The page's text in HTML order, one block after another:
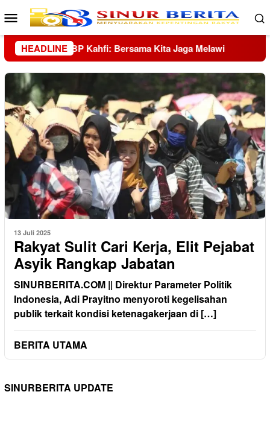
Loncat
ke
konten
Menu
Mobile
HEADLINE
Tangis Korban Banjir Hutanabolon: Masih Adakah
13 Juli 2025
Rakyat Sulit Cari Kerja, Elit Pejabat
Asyik Rangkap Jabatan
SINURBERITA.COM || Direktur Parameter Politik
Indonesia, Adi Prayitno menyoroti kegelisahan
publik terkait kondisi ketenagakerjaan di […]
BERITA UTAMA
SINURBERITA UPDATE